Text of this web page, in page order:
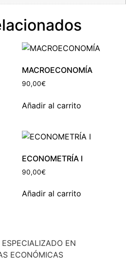
MACROECONOMÍA
90,00€
Añadir al carrito
ECONOMETRÍA I
90,00€
Añadir al carrito
EN
ECONÓMICAS